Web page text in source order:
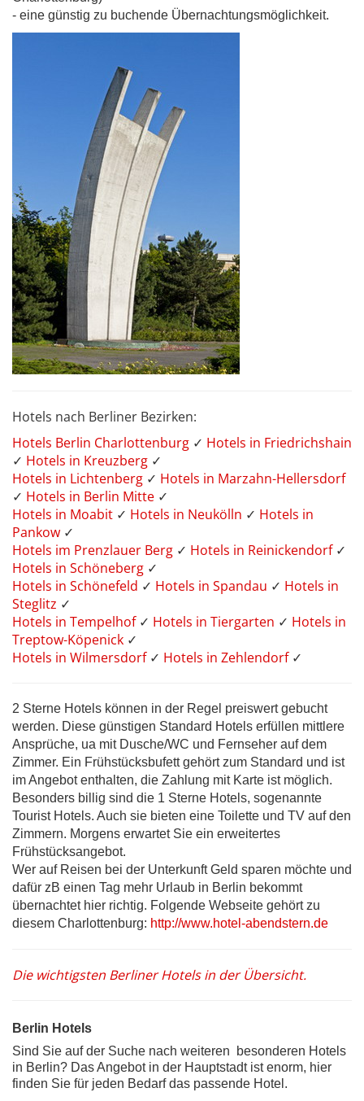
- eine günstig zu buchende Übernachtungsmöglichkeit.
Hotels nach Berliner Bezirken:
Hotels Berlin Charlottenburg ✓ Hotels in Friedrichshain
✓ Hotels in Kreuzberg ✓
Hotels in Lichtenberg ✓ Hotels in Marzahn-Hellersdorf
✓ Hotels in Berlin Mitte ✓
Hotels in Moabit ✓ Hotels in Neukölln ✓ Hotels in
Pankow ✓
Hotels im Prenzlauer Berg ✓ Hotels in Reinickendorf ✓
Hotels in Schöneberg ✓
Hotels in Schönefeld ✓ Hotels in Spandau ✓ Hotels in
Steglitz ✓
Hotels in Tempelhof ✓ Hotels in Tiergarten ✓ Hotels in
Treptow-Köpenick ✓
Hotels in Wilmersdorf ✓ Hotels in Zehlendorf✓
2 Sterne Hotels können in der Regel preiswert gebucht
werden. Diese günstigen Standard Hotels erfüllen mittlere
Ansprüche, ua mit Dusche/WC und Fernseher auf dem
Zimmer. Ein Frühstücksbufett gehört zum Standard und ist
im Angebot enthalten, die Zahlung mit Karte ist möglich.
Besonders billig sind die 1 Sterne Hotels, sogenannte
Tourist Hotels. Auch sie bieten eine Toilette und TV auf den
Zimmern. Morgens erwartet Sie ein erweitertes
Frühstücksangebot.
Wer auf Reisen bei der Unterkunft Geld sparen möchte und
dafür zB einen Tag mehr Urlaub in Berlin bekommt
übernachtet hier richtig. Folgende Webseite gehört zu
diesem Charlottenburg: http://www.hotel-abendstern.de
Die wichtigsten Berliner Hotels in der Übersicht.
Berlin Hotels
Sind Sie auf der Suche nach weiteren besonderen Hotels
in Berlin? Das Angebot in der Hauptstadt ist enorm, hier
finden Sie für jeden Bedarf das passende Hotel.